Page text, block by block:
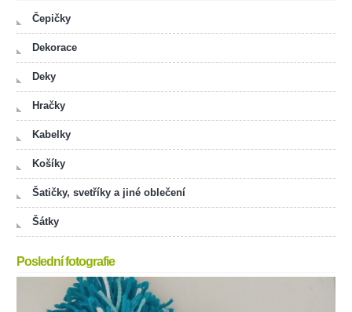
Čepičky
Dekorace
Deky
Hračky
Kabelky
Košíky
Šatičky, svetříky a jiné oblečení
Šátky
Poslední fotografie